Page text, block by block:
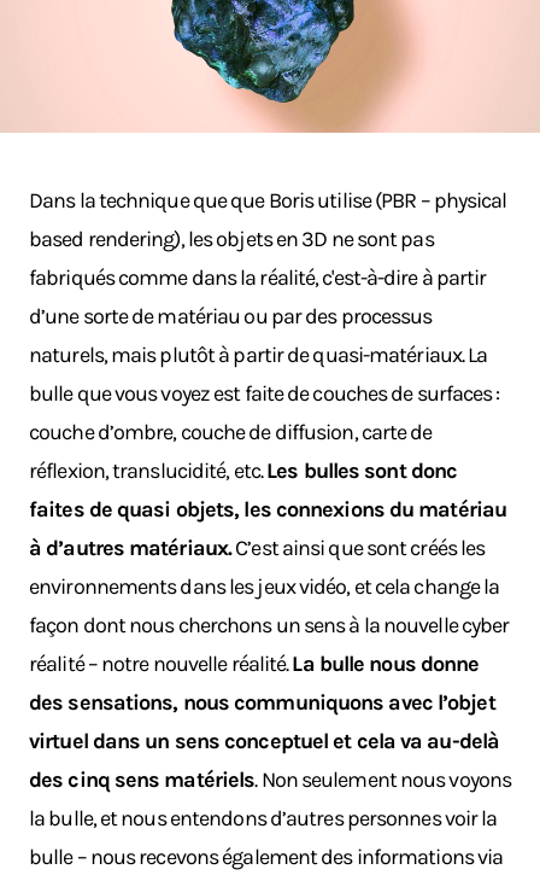
Dans la technique que que Boris utilise (PBR – physical
based rendering), les objets en 3D ne sont pas
fabriqués comme dans la réalité, c'est-à-dire à partir
d’une sorte de matériau ou par des processus
naturels, mais plutôt à partir de quasi-matériaux. La
bulle que vous voyez est faite de couches de surfaces :
couche d’ombre, couche de diffusion, carte de
réflexion, translucidité, etc.Les bulles sont donc
faites de quasi objets, les connexions du matériau
à d’autres matériaux.C’est ainsi que sont créés les
environnements dans les jeux vidéo, et cela change la
façon dont nous cherchons un sens à la nouvelle cyber
réalité – notre nouvelle réalité.La bulle nous donne
des sensations, nous communiquons avec l’objet
virtuel dans un sens conceptuel et cela va au-delà
des cinq sens matériels. Non seulement nous voyons
la bulle, et nous entendons d’autres personnes voir la
bulle – nous recevons également des informations via